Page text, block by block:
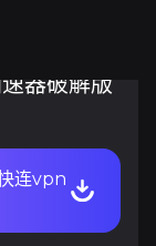
器破解版
连vpn